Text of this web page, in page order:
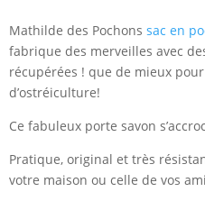
Mathilde des Pochons sac en
fabrique des merveilles avec
récupérées ! que de mieux
d’ostréiculture!
Ce fabuleux porte savon
Pratique, original et très
votre maison ou celle de vos